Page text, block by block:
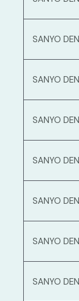
SANYO
SANYO
SANYO
SANYO
SANYO
SANYO
SANYO